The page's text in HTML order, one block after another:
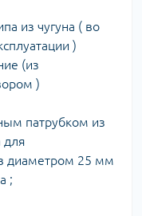
из чугуна ( во
)
(из
)
патрубком из
для
диаметром 25 мм
;